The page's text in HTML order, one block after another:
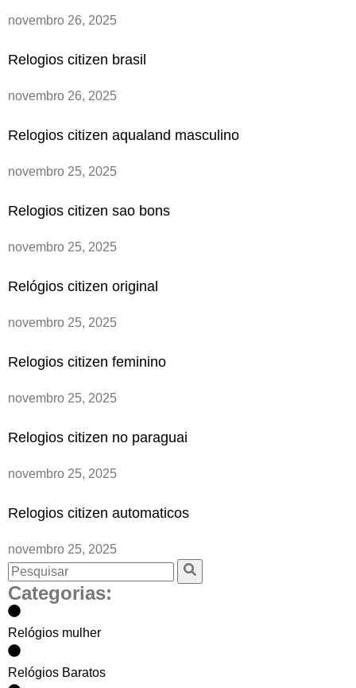
novembro 26, 2025
Relogios citizen brasil
novembro 26, 2025
Relogios citizen aqualand masculino
novembro 25, 2025
Relogios citizen sao bons
novembro 25, 2025
Relógios citizen original
novembro 25, 2025
Relogios citizen feminino
novembro 25, 2025
Relogios citizen no paraguai
novembro 25, 2025
Relogios citizen automaticos
novembro 25, 2025
Categorias:
Relógios mulher
Relógios Baratos